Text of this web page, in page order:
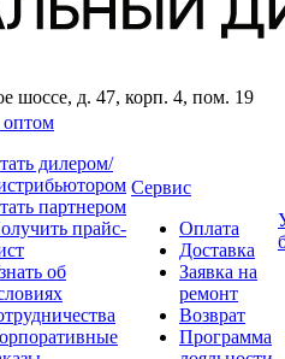
шоссе, д. 47, корп. 4, пом. 19
дилером/
партнером
прайс-
об
Сервис
Оплата
Доставка
Заявка на
ремонт
Возврат
Программа